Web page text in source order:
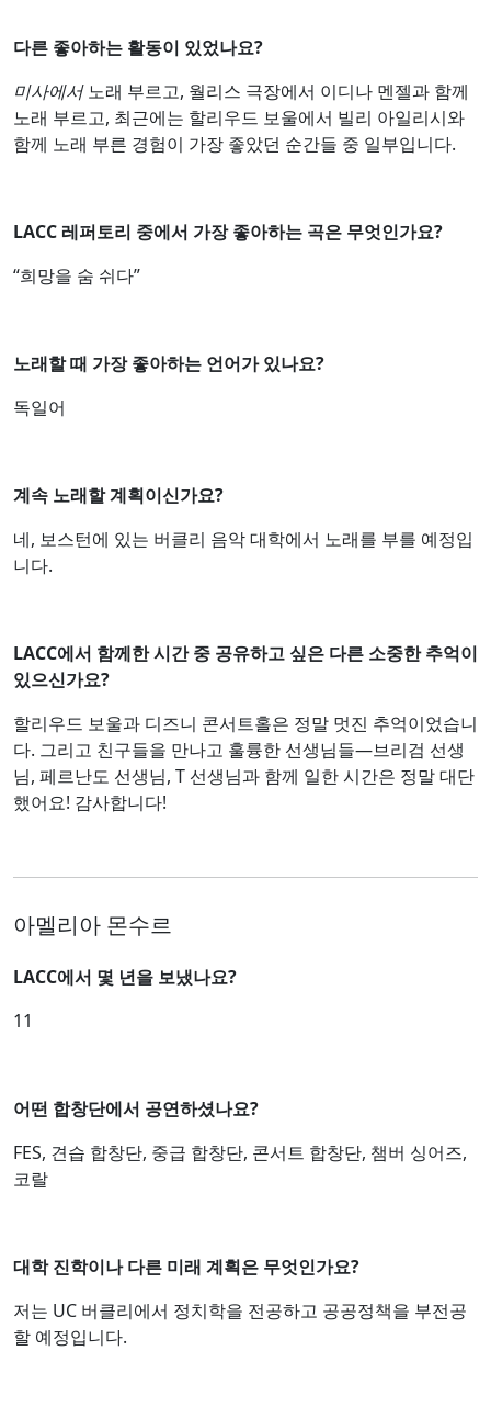
다른 좋아하는 활동이 있었나요?
미사에서노래 부르고, 월리스 극장에서 이디나 멘젤과 함께
노래 부르고, 최근에는 할리우드 보울에서 빌리 아일리시와
함께 노래 부른 경험이 가장 좋았던 순간들 중 일부입니다.
LACC 레퍼토리 중에서 가장 좋아하는 곡은 무엇인가요?
“희망을 숨 쉬다”
노래할 때 가장 좋아하는 언어가 있나요?
독일어
계속 노래할 계획이신가요?
네, 보스턴에 있는 버클리 음악 대학에서 노래를 부를 예정입
니다.
LACC에서 함께한 시간 중 공유하고 싶은 다른 소중한 추억이
있으신가요?
할리우드 보울과 디즈니 콘서트홀은 정말 멋진 추억이었습니
다. 그리고 친구들을 만나고 훌륭한 선생님들—브리검 선생
님, 페르난도 선생님, T 선생님과 함께 일한 시간은 정말 대단
했어요! 감사합니다!
아멜리아 몬수르
LACC에서 몇 년을 보냈나요?
11
어떤 합창단에서 공연하셨나요?
FES, 견습 합창단, 중급 합창단, 콘서트 합창단, 챔버 싱어즈,
코랄
대학 진학이나 다른 미래 계획은 무엇인가요?
저는 UC 버클리에서 정치학을 전공하고 공공정책을 부전공
할 예정입니다.